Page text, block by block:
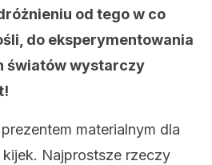
od tego w co
do eksperymentowania
światów wystarczy
materialnym dla
Najprostsze rzeczy